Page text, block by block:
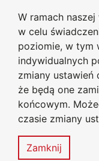
W ramach
w celu
poziomie, w tym
indywidualnych
zmiany ustawień
że będą one
końcowym.
czasie zmiany
Zamknij
Przejdź do
Przejdź do
Przejdź do
Przejdź do
w
MENU